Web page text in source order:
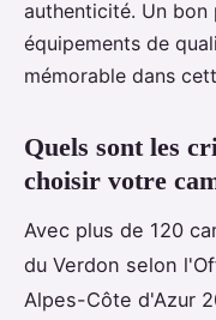
authenticité. Un
équipements de
mémorable dans
Quels sont les
choisir votre
Avec plus de 120
du Verdon selon
Alpes-Côte d'Azur